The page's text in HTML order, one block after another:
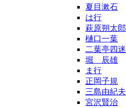
夏目漱石
は行
萩原朔太郎
樋口一葉
二葉亭四迷
堀 辰雄
ま行
正岡子規
三島由紀夫
宮沢賢治